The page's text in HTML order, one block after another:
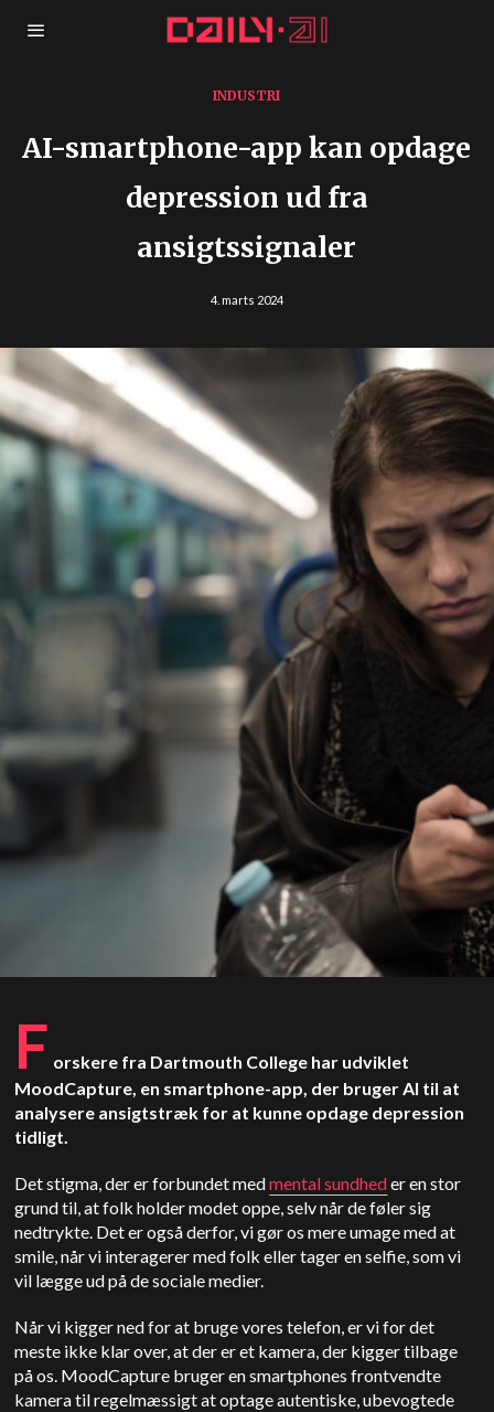
INDUSTRI
AI-smartphone-app kan opdage
depression ud fra
ansigtssignaler
4. marts 2024
F orskere fra Dartmouth College har udviklet
MoodCapture, en smartphone-app, der bruger AI til at
analysere ansigtstræk for at kunne opdage depression
tidligt.
Det stigma, der er forbundet medmental sundheder en stor
grund til, at folk holder modet oppe, selv når de føler sig
nedtrykte. Det er også derfor, vi gør os mere umage med at
smile, når vi interagerer med folk eller tager en selfie, som vi
vil lægge ud på de sociale medier.
Når vi kigger ned for at bruge vores telefon, er vi for det
meste ikke klar over, at der er et kamera, der kigger tilbage
på os. MoodCapture bruger en smartphones frontvendte
kamera til regelmæssigt at optage autentiske, ubevogtede